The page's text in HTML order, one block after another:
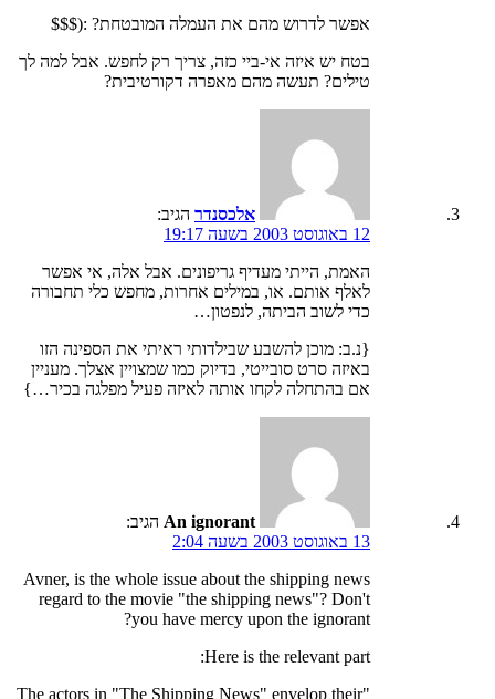
אפשר לדרוש מהם את העמלה המובטחת? :($$$
בטח יש איזה אי-ביי כזה, צריך רק לחפש. אבל למה לך
טילים? תעשה מהם מאפרה דקורטיבית?
אלכסנדר הגיב:
12 באוגוסט 2003 בשעה 19:17
האמת, הייתי מעדיף גריפונים. אבל אלה, אי אפשר
לאלף אותם. או, במילים אחרות, מחפש כלי תחבורה
כדי לשוב הביתה, לנפטון…
{נ.ב: מוכן להשבע שבילדותי ראיתי את הספינה הזו
באיזה סרט סובייטי, בדיוק כמו שמצויין אצלך. מעניין
אם בהתחלה לקחו אותה לאיזה פעיל מפלגה בכיר…}
An ignorant הגיב:
13 באוגוסט 2003 בשעה 2:04
Avner, is the whole issue about the shipping news
regard to the movie "the shipping news"? Don't
you have mercy upon the ignorant?
Here is the relevant part:
"The actors in "The Shipping News" envelop their